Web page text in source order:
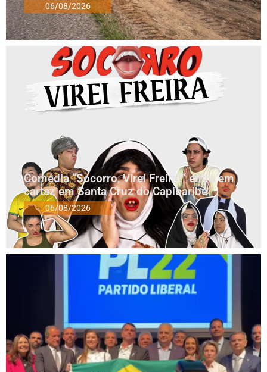
06/08/2026
Comédia “Socorro, Virei Freira!” entra em
cartaz em Santa Cruz do Capibaribe
06/08/2026